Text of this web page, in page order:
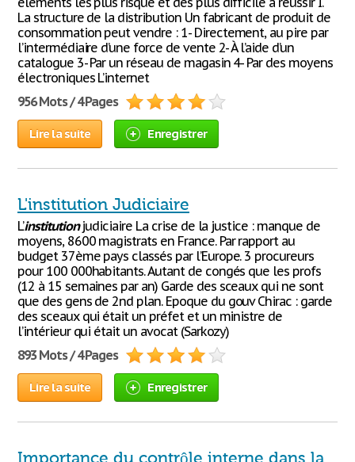
La structure de la distribution Un fabricant de produit de
consommation peut vendre : 1- Directement, au pire par
l’intermédiaire d’une force de vente 2- À l’aide d’un
catalogue 3- Par un réseau de magasin 4- Par des moyens
électroniques L’internet
956 Mots / 4 Pages
Lire la suite Enregistrer
L'institution Judiciaire
L’institutionjudiciaire La crise de la justice : manque de
moyens, 8600 magistrats en France. Par rapport au
budget 37ème pays classés par l’Europe. 3 procureurs
pour 100 000habitants. Autant de congés que les profs
(12 à 15 semaines par an) Garde des sceaux qui ne sont
que des gens de 2nd plan. Epoque du gouv Chirac : garde
des sceaux qui était un préfet et un ministre de
l’intérieur qui était un avocat (Sarkozy)
893 Mots / 4 Pages
Lire la suite Enregistrer
Importance du contrôle interne dans la